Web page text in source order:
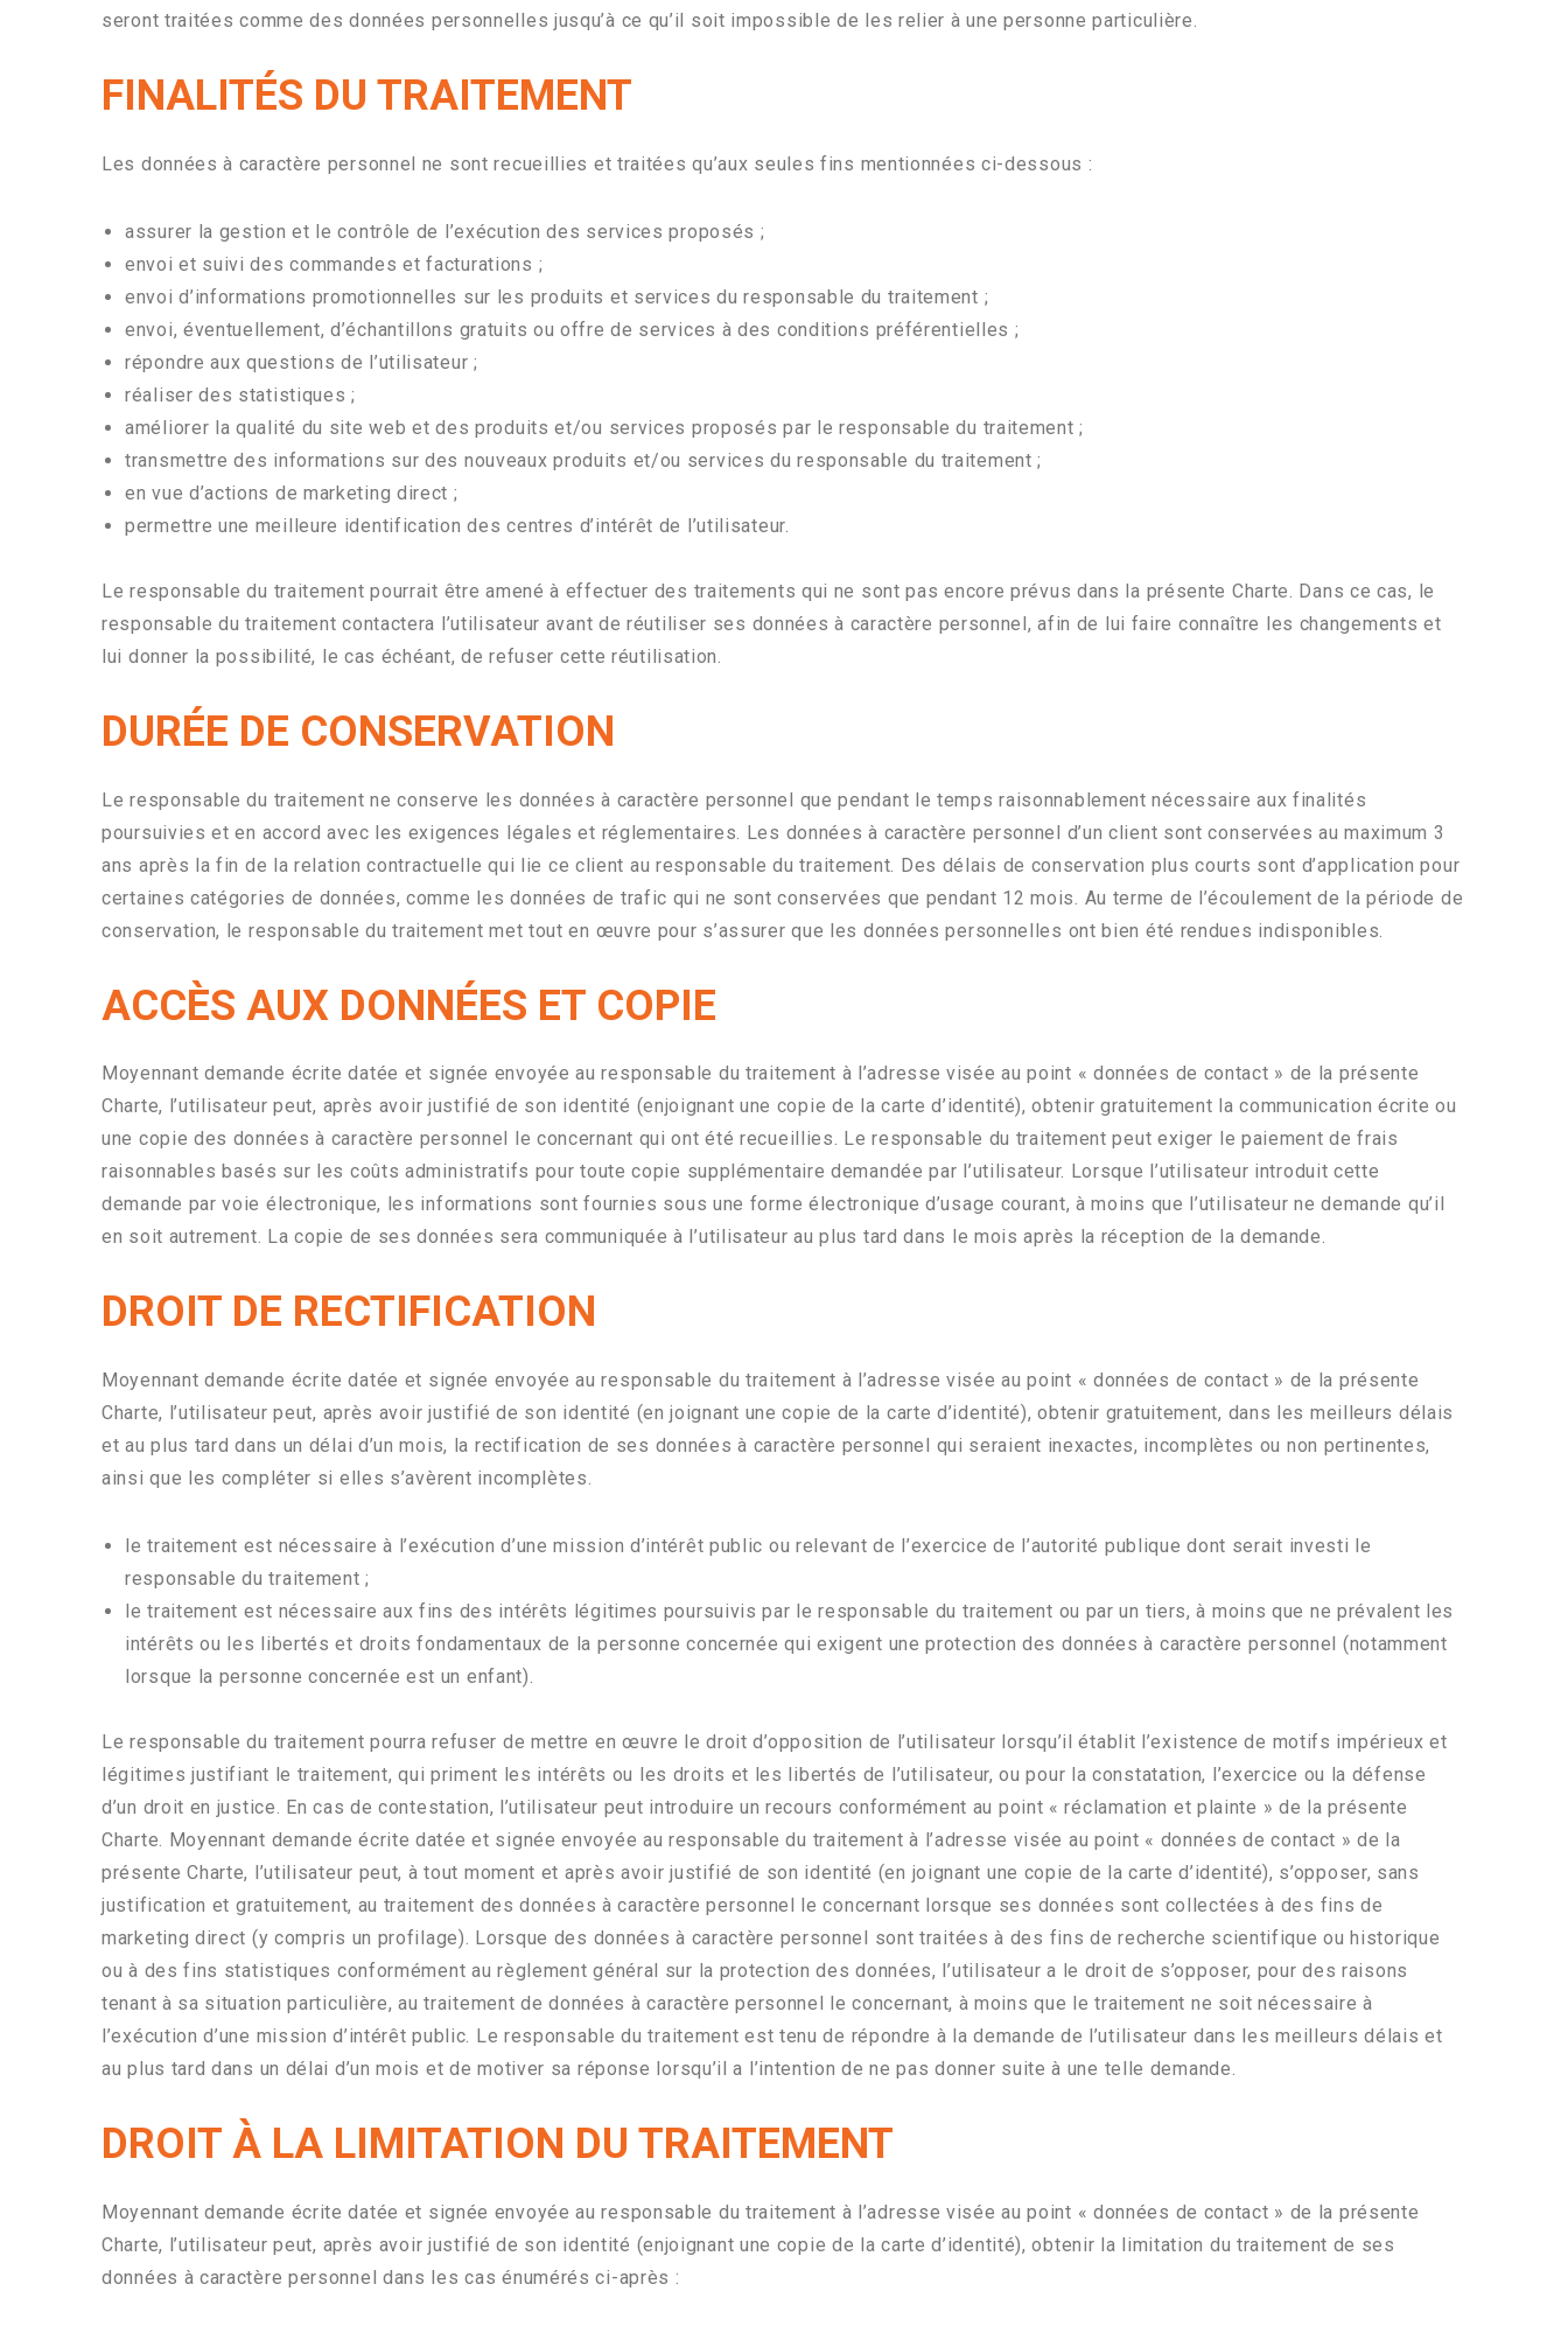
seront traitées comme des données personnelles jusqu’à ce qu’il soit impossible de les relier à une personne particulière.
FINALITÉS DU TRAITEMENT
Les données à caractère personnel ne sont recueillies et traitées qu’aux seules fins mentionnées ci-dessous :
assurer la gestion et le contrôle de l’exécution des services proposés ;
envoi et suivi des commandes et facturations ;
envoi d’informations promotionnelles sur les produits et services du responsable du traitement ;
envoi, éventuellement, d’échantillons gratuits ou offre de services à des conditions préférentielles ;
répondre aux questions de l’utilisateur ;
réaliser des statistiques ;
améliorer la qualité du site web et des produits et/ou services proposés par le responsable du traitement ;
transmettre des informations sur des nouveaux produits et/ou services du responsable du traitement ;
en vue d’actions de marketing direct ;
permettre une meilleure identification des centres d’intérêt de l’utilisateur.
Le responsable du traitement pourrait être amené à effectuer des traitements qui ne sont pas encore prévus dans la présente Charte. Dans ce cas, le
responsable du traitement contactera l’utilisateur avant de réutiliser ses données à caractère personnel, afin de lui faire connaître les changements et
lui donner la possibilité, le cas échéant, de refuser cette réutilisation.
DURÉE DE CONSERVATION
Le responsable du traitement ne conserve les données à caractère personnel que pendant le temps raisonnablement nécessaire aux finalités
poursuivies et en accord avec les exigences légales et réglementaires. Les données à caractère personnel d’un client sont conservées au maximum 3
ans après la fin de la relation contractuelle qui lie ce client au responsable du traitement. Des délais de conservation plus courts sont d’application pour
certaines catégories de données, comme les données de trafic qui ne sont conservées que pendant 12 mois. Au terme de l’écoulement de la période de
conservation, le responsable du traitement met tout en œuvre pour s’assurer que les données personnelles ont bien été rendues indisponibles.
ACCÈS AUX DONNÉES ET COPIE
Moyennant demande écrite datée et signée envoyée au responsable du traitement à l’adresse visée au point « données de contact » de la présente
Charte, l’utilisateur peut, après avoir justifié de son identité (enjoignant une copie de la carte d’identité), obtenir gratuitement la communication écrite ou
une copie des données à caractère personnel le concernant qui ont été recueillies. Le responsable du traitement peut exiger le paiement de frais
raisonnables basés sur les coûts administratifs pour toute copie supplémentaire demandée par l’utilisateur. Lorsque l’utilisateur introduit cette
demande par voie électronique, les informations sont fournies sous une forme électronique d’usage courant, à moins que l’utilisateur ne demande qu’il
en soit autrement. La copie de ses données sera communiquée à l’utilisateur au plus tard dans le mois après la réception de la demande.
DROIT DE RECTIFICATION
Moyennant demande écrite datée et signée envoyée au responsable du traitement à l’adresse visée au point « données de contact » de la présente
Charte, l’utilisateur peut, après avoir justifié de son identité (en joignant une copie de la carte d’identité), obtenir gratuitement, dans les meilleurs délais
et au plus tard dans un délai d’un mois, la rectification de ses données à caractère personnel qui seraient inexactes, incomplètes ou non pertinentes,
ainsi que les compléter si elles s’avèrent incomplètes.
le traitement est nécessaire à l’exécution d’une mission d’intérêt public ou relevant de l’exercice de l’autorité publique dont serait investi le
responsable du traitement ;
le traitement est nécessaire aux fins des intérêts légitimes poursuivis par le responsable du traitement ou par un tiers, à moins que ne prévalent les
intérêts ou les libertés et droits fondamentaux de la personne concernée qui exigent une protection des données à caractère personnel (notamment
lorsque la personne concernée est un enfant).
Le responsable du traitement pourra refuser de mettre en œuvre le droit d’opposition de l’utilisateur lorsqu’il établit l’existence de motifs impérieux et
légitimes justifiant le traitement, qui priment les intérêts ou les droits et les libertés de l’utilisateur, ou pour la constatation, l’exercice ou la défense
d’un droit en justice. En cas de contestation, l’utilisateur peut introduire un recours conformément au point « réclamation et plainte » de la présente
Charte. Moyennant demande écrite datée et signée envoyée au responsable du traitement à l’adresse visée au point « données de contact » de la
présente Charte, l’utilisateur peut, à tout moment et après avoir justifié de son identité (en joignant une copie de la carte d’identité), s’opposer, sans
justification et gratuitement, au traitement des données à caractère personnel le concernant lorsque ses données sont collectées à des fins de
marketing direct (y compris un profilage). Lorsque des données à caractère personnel sont traitées à des fins de recherche scientifique ou historique
ou à des fins statistiques conformément au règlement général sur la protection des données, l’utilisateur a le droit de s’opposer, pour des raisons
tenant à sa situation particulière, au traitement de données à caractère personnel le concernant, à moins que le traitement ne soit nécessaire à
l’exécution d’une mission d’intérêt public. Le responsable du traitement est tenu de répondre à la demande de l’utilisateur dans les meilleurs délais et
au plus tard dans un délai d’un mois et de motiver sa réponse lorsqu’il a l’intention de ne pas donner suite à une telle demande.
DROIT À LA LIMITATION DU TRAITEMENT
Moyennant demande écrite datée et signée envoyée au responsable du traitement à l’adresse visée au point « données de contact » de la présente
Charte, l’utilisateur peut, après avoir justifié de son identité (enjoignant une copie de la carte d’identité), obtenir la limitation du traitement de ses
données à caractère personnel dans les cas énumérés ci-après :